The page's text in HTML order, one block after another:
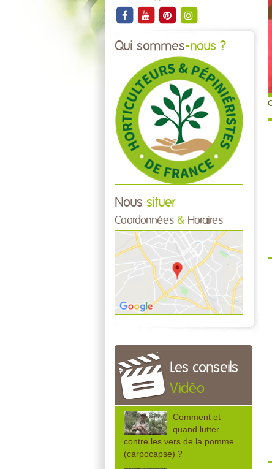
Qui sommes-nous ?
Nous situer
Coordonnées & Horaires
Les conseils
Vidéo
Comment et
quand lutter
contre les vers de la pomme
(carpocapse) ?